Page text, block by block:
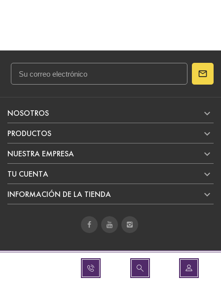
NOSOTROS 
PRODUCTOS 
NUESTRA EMPRESA 
TU CUENTA 
INFORMACIÓN DE LA TIENDA 